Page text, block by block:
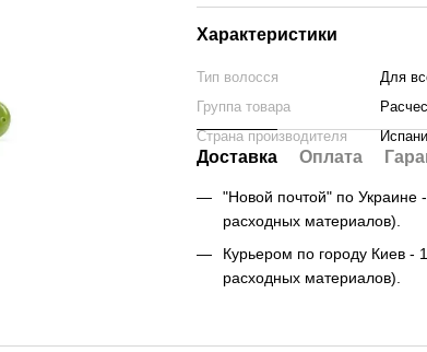
Характеристики
Тип волосся
Для
Группа товара
Страна производителя
Доставка Оплата
"Новой почтой" по Украине
расходных материалов).
Курьером по городу Киев -
расходных материалов).